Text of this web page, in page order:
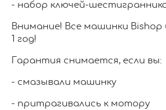
- набор ключей-
Внимание! Все машинки
1 год!
Гарантия снимается, если вы:
- смазывали машинку
- притрагивались к мотору